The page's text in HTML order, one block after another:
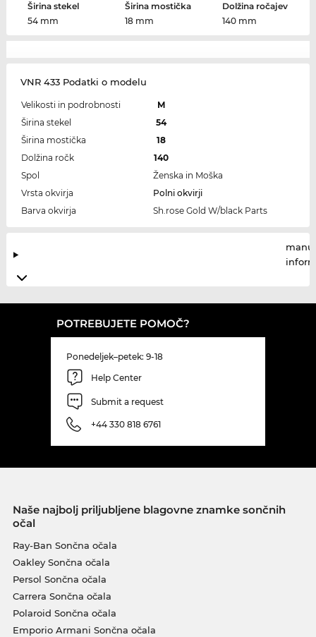
Širina stekel
54 mm
Širina mostička
18 mm
Dolžina ročajev
140 mm
VNR 433 Podatki o modelu
Velikosti in podrobnosti
M
Širina stekel
54
Širina mostička
18
Dolžina ročk
140
Spol
Ženska in Moška
Vrsta okvirja
Polni okvirji
Barva okvirja
Sh.rose Gold W/black Parts
POTREBUJETE POMOČ?
Ponedeljek–petek: 9-18
Help Center
Submit a request
+44 330 818 6761
Naše najbolj priljubljene blagovne znamke sončnih
očal
Ray-Ban Sončna očala
Oakley Sončna očala
Persol Sončna očala
Carrera Sončna očala
Polaroid Sončna očala
Emporio Armani Sončna očala